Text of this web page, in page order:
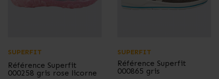
SUPERFIT
Référence Superfit
000258 gris rose licorne
SUPERFIT
Référence Superfit
000865 gris